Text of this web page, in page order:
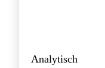
Analytisch